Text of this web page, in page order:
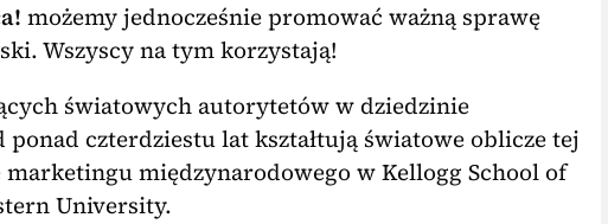
możemy jednocześnie promować ważną sprawę
Wszyscy na tym korzystają!
światowych autorytetów w dziedzinie
czterdziestu lat kształtują światowe oblicze tej
międzynarodowego w Kellogg School of
University.